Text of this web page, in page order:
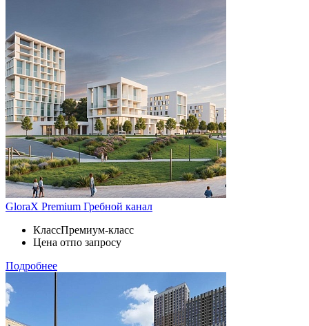
GloraX Premium Гребной канал
КлассПремиум-класс
Цена отпо запросу
Подробнее